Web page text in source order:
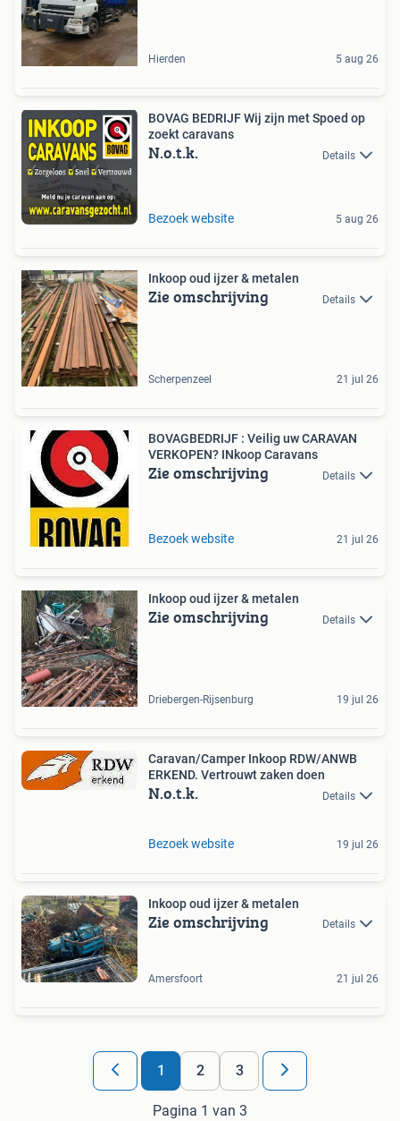
Hierden 5 aug 26
BOVAG BEDRIJF Wij zijn met Spoed op
zoekt caravans
N.o.t.k. Details
Bezoek website 5 aug 26
Inkoop oud ijzer & metalen
Zie omschrijving Details
Scherpenzeel 21 jul 26
BOVAGBEDRIJF : Veilig uw CARAVAN
VERKOPEN? INkoop Caravans
Zie omschrijving Details
Bezoek website 21 jul 26
Inkoop oud ijzer & metalen
Zie omschrijving Details
Driebergen-Rijsenburg 19 jul 26
Caravan/Camper Inkoop RDW/ANWB
ERKEND. Vertrouwt zaken doen
N.o.t.k. Details
Bezoek website 19 jul 26
Inkoop oud ijzer & metalen
Zie omschrijving Details
Amersfoort 21 jul 26
1 2 3
Pagina 1 van 3